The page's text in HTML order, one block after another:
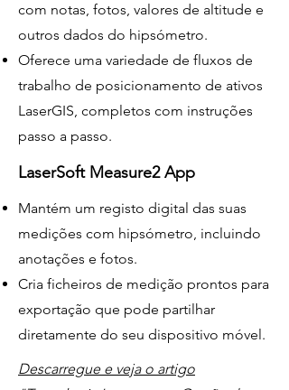
com notas, fotos, valores de altitude e
outros dados do hipsómetro.
Oferece uma variedade de fluxos de
trabalho de posicionamento de ativos
LaserGIS, completos com instruções
passo a passo.
LaserSoft Measure2 App
Mantém um registo digital das suas
medições com hipsómetro, incluindo
anotações e fotos.
Cria ficheiros de medição prontos para
exportação que pode partilhar
diretamente do seu dispositivo móvel.
Descarregue e veja o artigo